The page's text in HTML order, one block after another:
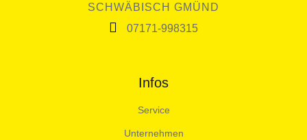
SCHWÄBISCH GMÜND
07171-998315
Infos
Service
Unternehmen